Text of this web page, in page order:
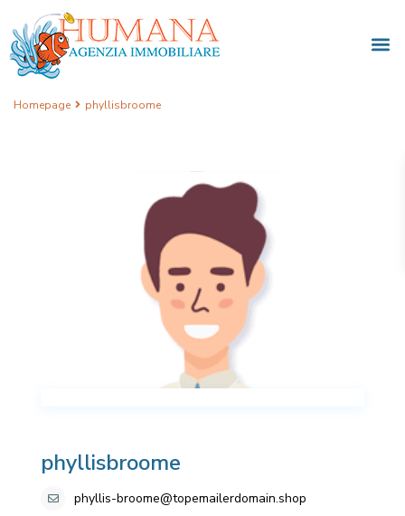
Homepage phyllisbroome
phyllisbroome
phyllis-broome@topemailerdomain.shop